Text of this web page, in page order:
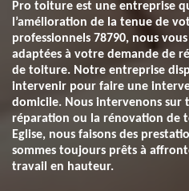
Pro toiture est une entreprise
l’amélioration de la tenue de
professionnels 78790, nous
adaptées à votre demande de
de toiture. Notre entreprise
intervenir pour faire une
domicile. Nous intervenons sur
réparation ou la rénovation de
Eglise, nous faisons des
sommes toujours prêts à
travail en hauteur.